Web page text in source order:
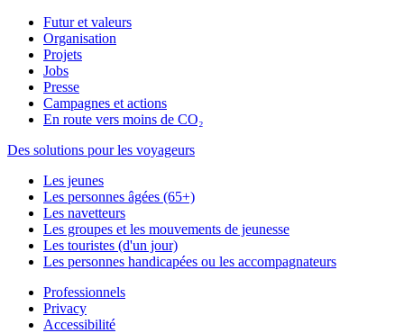
Futur et valeurs
Organisation
Projets
Jobs
Presse
Campagnes et actions
En route vers moins de CO₂
Des solutions pour les voyageurs
Les jeunes
Les personnes âgées (65+)
Les navetteurs
Les groupes et les mouvements de jeunesse
Les touristes (d'un jour)
Les personnes handicapées ou les accompagnateurs
Professionnels
Privacy
Accessibilité